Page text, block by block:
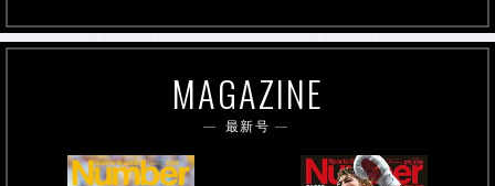
MAGAZINE
最新号